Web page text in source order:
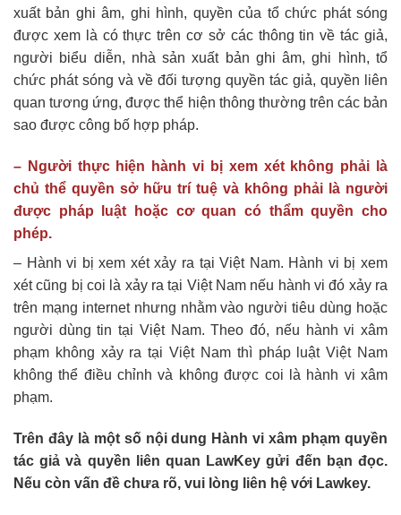
xuất bản ghi âm, ghi hình, quyền của tổ chức phát sóng
được xem là có thực trên cơ sở các thông tin về tác giả,
người biểu diễn, nhà sản xuất bản ghi âm, ghi hình, tổ
chức phát sóng và về đối tượng quyền tác giả, quyền liên
quan tương ứng, được thể hiện thông thường trên các bản
sao được công bố hợp pháp.
– Người thực hiện hành vi bị xem xét không phải là
chủ thể quyền sở hữu trí tuệ và không phải là người
được pháp luật hoặc cơ quan có thẩm quyền cho
phép.
– Hành vi bị xem xét xảy ra tại Việt Nam. Hành vi bị xem
xét cũng bị coi là xảy ra tại Việt Nam nếu hành vi đó xảy ra
trên mạng internet nhưng nhằm vào người tiêu dùng hoặc
người dùng tin tại Việt Nam. Theo đó, nếu hành vi xâm
phạm không xảy ra tại Việt Nam thì pháp luật Việt Nam
không thể điều chỉnh và không được coi là hành vi xâm
phạm.
Trên đây là một số nội dung Hành vi xâm phạm quyền
tác giả và quyền liên quan LawKey gửi đến bạn đọc.
Nếu còn vấn đề chưa rõ, vui lòng liên hệ với Lawkey.